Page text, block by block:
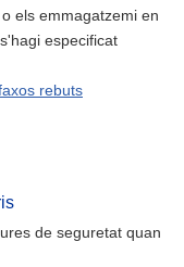
els emmagatzemi en
especificat
rebuts
de seguretat quan